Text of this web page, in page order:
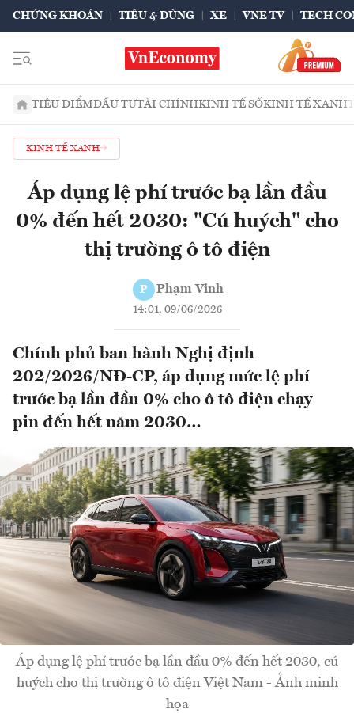
CHỨNG KHOÁN TIÊU & DÙNG XE VNE TV TECH
TIÊU ĐIỂMĐẦU TƯTÀI CHÍNHKINH TẾ SỐKINH TẾ XANH
KINH TẾ XANH
Áp dụng lệ phí trước bạ lần đầu
0% đến hết 2030: "Cú huých" cho
thị trường ô tô điện
P Phạm Vinh
14:01, 09/06/2026
Chính phủ ban hành Nghị định
202/2026/NĐ-CP, áp dụng mức lệ phí
trước bạ lần đầu 0% cho ô tô điện chạy
pin đến hết năm 2030…
Áp dụng lệ phí trước bạ lần đầu 0% đến hết 2030, cú
huých cho thị trường ô tô điện Việt Nam - Ảnh minh
họa